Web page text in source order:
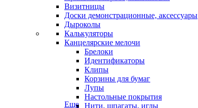
Визитницы
Доски демонстрационные, аксессуары
Дыроколы
Калькуляторы
Канцелярские мелочи
Брелоки
Идентификаторы
Клипы
Корзины для бумаг
Лупы
Настольные покрытия
Нити, шпагаты, иглы
Еще